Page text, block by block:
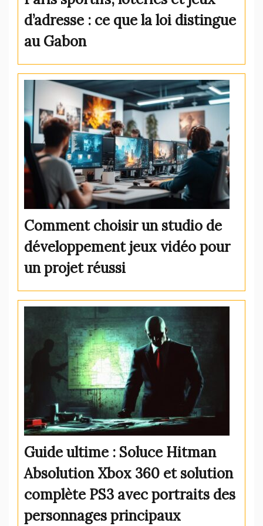
d’adresse : ce que la loi distingue
au Gabon
Comment choisir un studio de
développement jeux vidéo pour
un projet réussi
Guide ultime : Soluce Hitman
Absolution Xbox 360 et solution
complète PS3 avec portraits des
personnages principaux